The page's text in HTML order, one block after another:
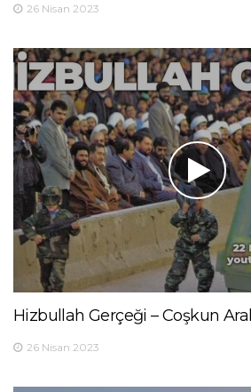
26 Nisan 2023
Hizbullah Gerçeği – Coşkun
26 Nisan 2023